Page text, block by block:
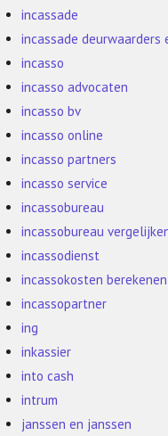
incassade
incassade deurwaarders
incasso
incasso advocaten
incasso bv
incasso online
incasso partners
incasso service
incassobureau
incassobureau
incassodienst
incassokosten berekenen
incassopartner
ing
inkassier
into cash
intrum
janssen en janssen